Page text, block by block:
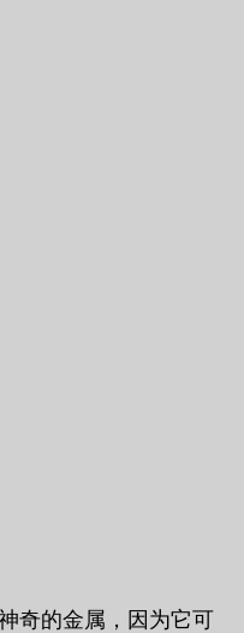
奇的金属，因为它可